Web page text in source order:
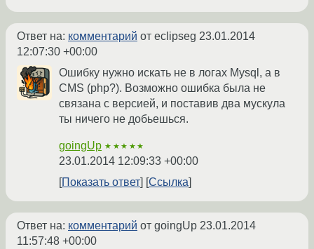
Ответ на: комментарий от eclipseg 23.01.2014
12:07:30 +00:00
Ошибку нужно искать не в логах Mysql, а в
CMS (php?). Возможно ошибка была не
связана с версией, и поставив два мускула
ты ничего не добьешься.
goingUp ★★★★★
23.01.2014 12:09:33 +00:00
Показать ответ
Ссылка
Ответ на: комментарий от goingUp 23.01.2014
11:57:48 +00:00